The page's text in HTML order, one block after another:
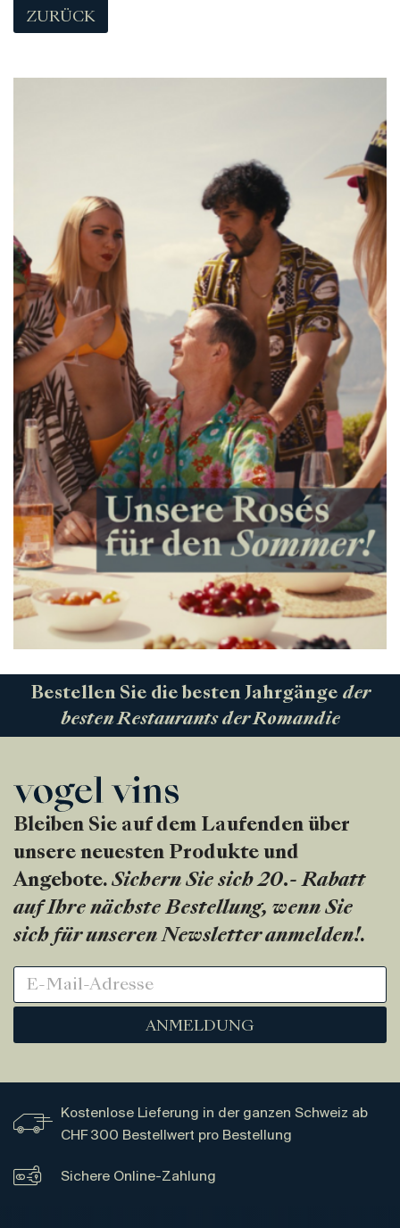
ZURÜCK
Bestellen Sie die besten Jahrgänge der
besten Restaurants der Romandie
Bleiben Sie auf dem Laufenden über
unsere neuesten Produkte und
Angebote. Sichern Sie sich 20.- Rabatt
auf Ihre nächste Bestellung, wenn Sie
sich für unseren Newsletter anmelden!.
ANMELDUNG
Kostenlose Lieferung in der ganzen Schweiz ab
CHF 300 Bestellwert pro Bestellung
Sichere Online-Zahlung